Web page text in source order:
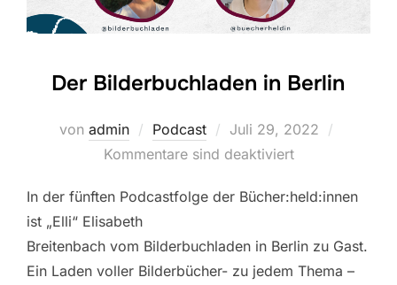
Der Bilderbuchladen in Berlin
von admin Podcast
Veröffentlicht
am
Juli 29, 2022
Kommentare sind deaktiviert
In der fünften Podcastfolge der Bücher:held:innen
ist „Elli“ Elisabeth
Breitenbach vom Bilderbuchladen in Berlin zu Gast.
Ein Laden voller Bilderbücher- zu jedem Thema –